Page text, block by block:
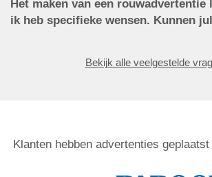
Het maken van een
ik heb specifieke wensen. Kunnen
Bekijk alle veelgestelde
Klanten hebben advertenties